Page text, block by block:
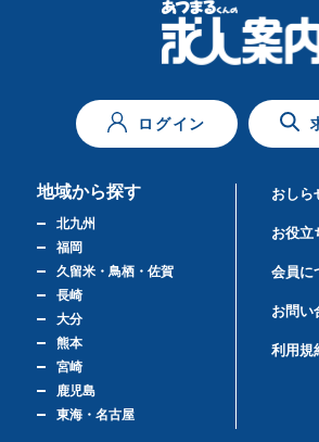
ログイン
地域から探す
北九州
福岡
久留米・鳥栖・佐賀
長崎
大分
熊本
宮崎
鹿児島
東海・名古屋
おしら
お役立
会員に
お問い
利用規